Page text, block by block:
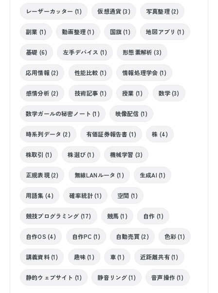
レーザーカッター (1) 仮想通貨 (3) 写真整理 (2)
副業 (1) 動画整理 (1) 国旗 (1) 地図アプリ (1)
基礎 (6) 左手デバイス (1) 形態素解析 (3)
応用情報 (2) 性能比較 (1) 情報処理学会 (1)
感情分析 (2) 技術記事 (1) 授業 (1) 数学 (3)
数学ガールの秘密ノート (1) 映像配信 (1)
時系列データ (2) 有価証券報告書 (1) 株 (4)
株取引 (1) 株選び (1) 機械学習 (3)
正規表現 (2) 無線LANルータ (1) 生成AI (1)
用語集 (4) 確率統計 (1) 空間 (1)
競技プログラミング (17) 競馬 (1) 自作 (1)
自作OS (4) 自作PC (1) 自動売買 (2) 色彩 (1)
講義資料 (1) 趣味 (1) 車 (1) 近距離共有 (1)
静的ウェブサイト (1) 静音リング (1) 音声操作 (1)